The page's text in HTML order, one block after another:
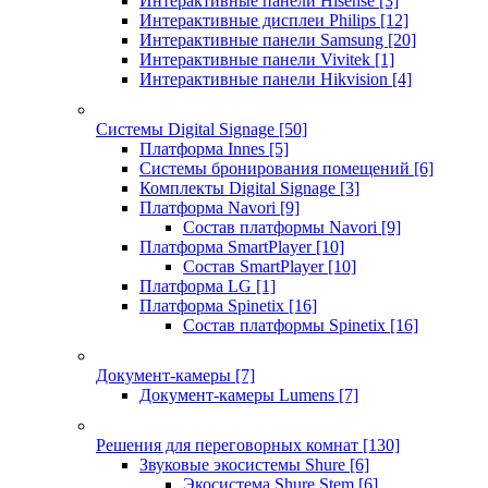
Интерактивные дисплеи Philips [12]
Интерактивные панели Samsung [20]
Интерактивные панели Vivitek [1]
Интерактивные панели Hikvision [4]
Системы Digital Signage [50]
Платформа Innes [5]
Системы бронирования помещений [6]
Комплекты Digital Signage [3]
Платформа Navori [9]
Состав платформы Navori [9]
Платформа SmartPlayer [10]
Состав SmartPlayer [10]
Платформа LG [1]
Платформа Spinetix [16]
Состав платформы Spinetix [16]
Документ-камеры [7]
Документ-камеры Lumens [7]
Решения для переговорных комнат [130]
Звуковые экосистемы Shure [6]
Экосистема Shure Stem [6]